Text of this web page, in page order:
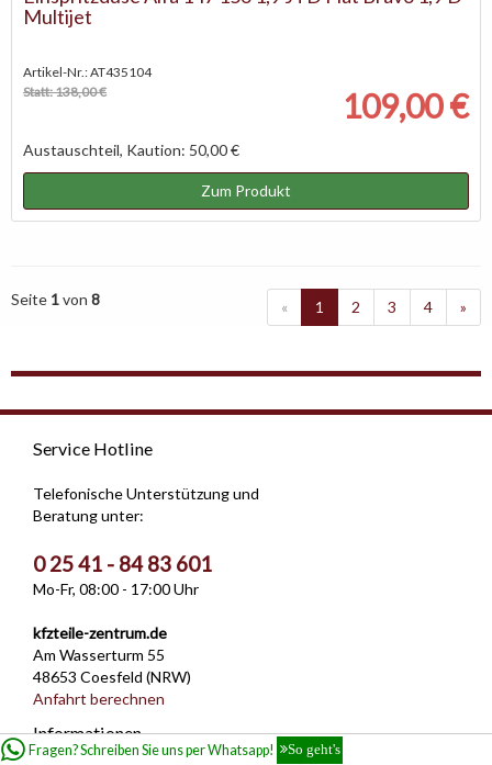
Multijet
Artikel-Nr.: AT435104
Statt: 138,00 €
109,00 €
Austauschteil, Kaution: 50,00 €
Zum Produkt
Seite 1von 8 « 1 2 3 4 »
Service Hotline
Telefonische Unterstützung und
Beratung unter:
0 25 41 - 84 83 601
Mo-Fr, 08:00 - 17:00 Uhr
kfzteile-zentrum.de
Am Wasserturm 55
48653 Coesfeld (NRW)
Anfahrt berechnen
Informationen
Fragen? Schreiben Sie uns per Whatsapp! So geht's